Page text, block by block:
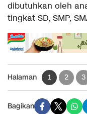
dibutuhkan oleh
tingkat SD, SMP,
Halaman 1 2 3
Bagikan